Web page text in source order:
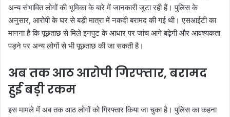
अन्य संभावित लोगों की भूमिका के बारे में जानकारी जुटा रही हैं। पुलिस के
अनुसार, आरोपी के घर से बड़ी मात्रा में नकदी बरामद की गई थी। एसआईटी का
मानना है कि पूछताछ से मिले इनपुट के आधार पर जांच आगे बढ़ेगी और आवश्यकता
पड़ने पर अन्य लोगों से भी पूछताछ की जा सकती है।
अब तक आठ आरोपी गिरफ्तार, बरामद
हुई बड़ी रकम
इस मामले में अब तक आठ लोगों को गिरफ्तार किया जा चुका है। पुलिस का कहना